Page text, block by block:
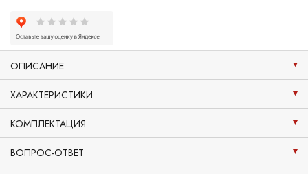
ОПИСАНИЕ
ХАРАКТЕРИСТИКИ
КОМПЛЕКТАЦИЯ
ВОПРОС-ОТВЕТ